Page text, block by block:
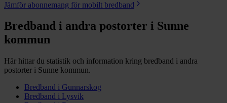
Jämför abonnemang för mobilt bredband
Bredband i andra postorter i Sunne
kommun
Här hittar du statistik och information kring bredband i andra
postorter i Sunne kommun.
Bredband i Gunnarskog
Bredband i Lysvik